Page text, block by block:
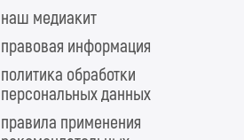
наш медиакит
правовая информация
политика обработки
персональных данных
правила применения